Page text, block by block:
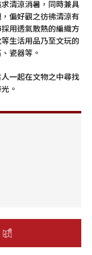
清涼消暑，同時兼具
偏好觀之彷彿清涼有
用透氣散熱的編織方
生活用品乃至文玩的
瓷器等。
一起在文物之中尋找
。